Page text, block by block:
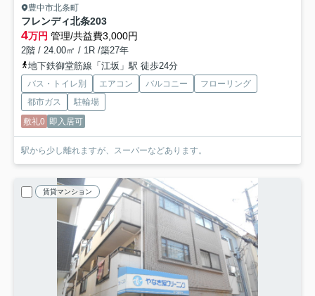
豊中市北条町
フレンディ北条203
4万円 管理/共益費3,000円
2階 / 24.00㎡ / 1R /築27年
地下鉄御堂筋線「江坂」駅 徒歩24分
バス・トイレ別 エアコン バルコニー
フローリング
都市ガス
駐輪場
敷礼0 即入居可
駅から少し離れますが、スーパーなどあります。
賃貸マンション